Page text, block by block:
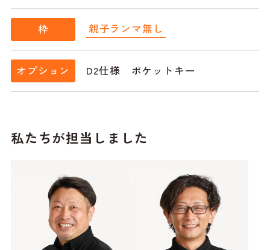
枠 親子ランマ無し
オプション D2仕様 ポケットキー
私たちが担当しました